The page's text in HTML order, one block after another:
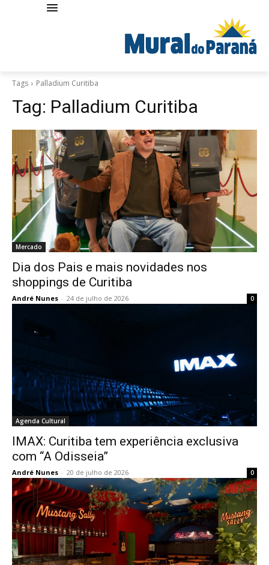
Tags Palladium Curitiba
Tag: Palladium Curitiba
Mercado
Dia dos Pais e mais novidades nos
shoppings de Curitiba
André Nunes - 24 de julho de 2026 0
Agenda Cultural
IMAX: Curitiba tem experiência exclusiva
com “A Odisseia”
André Nunes - 20 de julho de 2026 0